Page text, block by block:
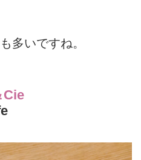
多いですね。
Cie